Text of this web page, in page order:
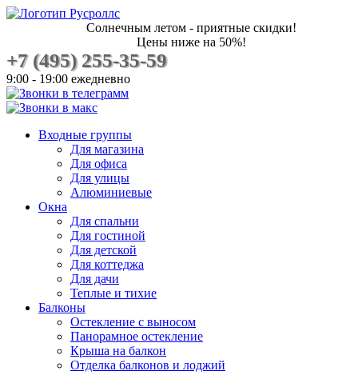
Солнечным летом - приятные скидки!
Цены ниже на 50%!
+7 (495) 255-35-59
9:00 - 19:00 ежедневно
Входные группы
Для магазина
Для офиса
Для улицы
Алюминиевые
Окна
Для спальни
Для гостиной
Для детской
Для коттеджа
Для дачи
Теплые и тихие
Балконы
Остекление с выносом
Панорамное остекление
Крыша на балкон
Отделка балконов и лоджий